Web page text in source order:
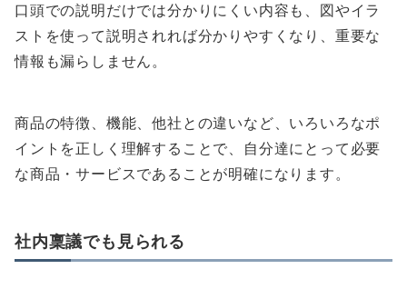
口頭での説明だけでは分かりにくい内容も、図やイラ
ストを使って説明されれば分かりやすくなり、重要な
情報も漏らしません。
商品の特徴、機能、他社との違いなど、いろいろなポ
イントを正しく理解することで、自分達にとって必要
な商品・サービスであることが明確になります。
社内稟議でも見られる